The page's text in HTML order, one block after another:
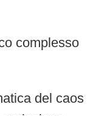
complesso
del caos